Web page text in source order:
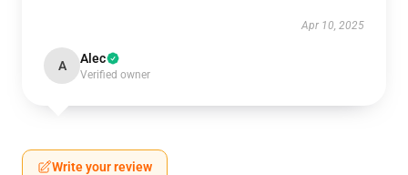
Apr 10, 2025
A Alec
Verified owner
Write your review